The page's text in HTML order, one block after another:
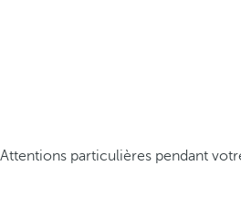
Attentions particulières pendant